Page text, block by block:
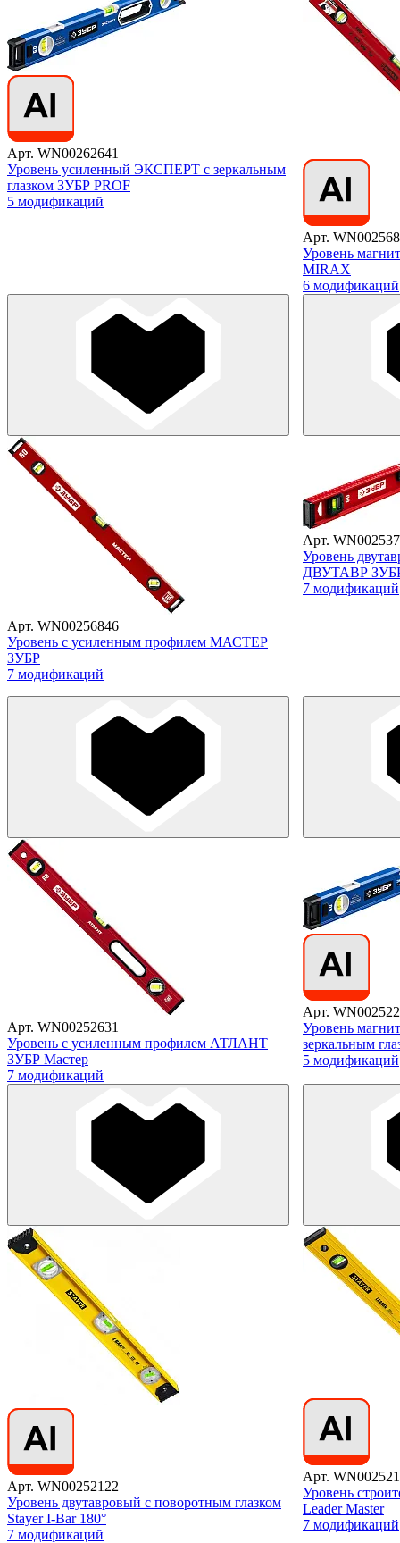
Арт. WN00262641
Уровень усиленный ЭКСПЕРТ с зеркальным
глазком ЗУБР PROF
5 модификаций
Арт.
Уровень
MIRAX
6 модификаций
Арт. WN00256846
Уровень с усиленным профилем МАСТЕР
ЗУБР
7 модификаций
Арт.
Уровень
ДВУТАВР
7 модификаций
Арт. WN00252631
Уровень с усиленным профилем АТЛАНТ
ЗУБР Мастер
7 модификаций
Арт.
Уровень
зеркальным
5 модификаций
Арт. WN00252122
Уровень двутавровый с поворотным глазком
Stayer I-Bar 180°
7 модификаций
Арт.
Уровень
Leader Master
7 модификаций